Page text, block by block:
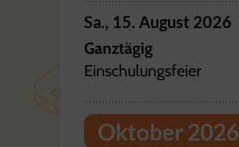
Sa., 15. August 2026
Ganztägig
Einschulungsfeier
Oktober 2026